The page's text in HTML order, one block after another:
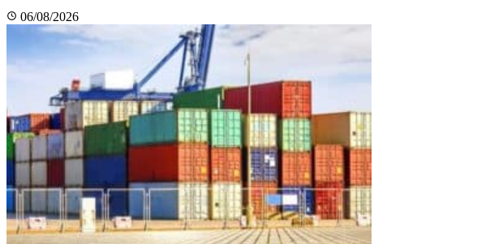
06/08/2026